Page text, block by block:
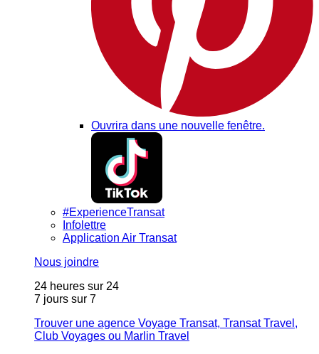
Ouvrira dans une nouvelle fenêtre.
#ExperienceTransat
Infolettre
Application Air Transat
Nous joindre
24 heures sur 24
7 jours sur 7
Trouver une agence Voyage Transat, Transat Travel,
Club Voyages ou Marlin Travel